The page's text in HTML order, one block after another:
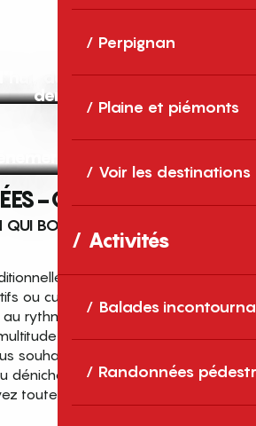
Perpignan
Plaine et piémonts
Voir les destinations
Activités
Balades
Randonnées
demain et après-
demain
ORIENTALES
BOUGE TOUTE L’ANNÉE
concerts, expositions,
ou culturels… les Pyrénées-
rythme de grands temps forts
d’événements de
souhaitiez vivre les
dénicher des sorties près de
toutes les infos dans notre
événements et sorties
en famille
les Pyrénées-Orientales